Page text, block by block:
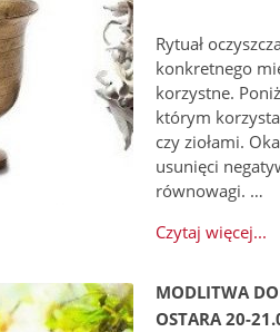
Rytuał
konkretnego
korzystne.
którym
czy ziołami.
usunięci
równowagi. …
Czytaj więcej...
MODLITWA
OSTARA 20-